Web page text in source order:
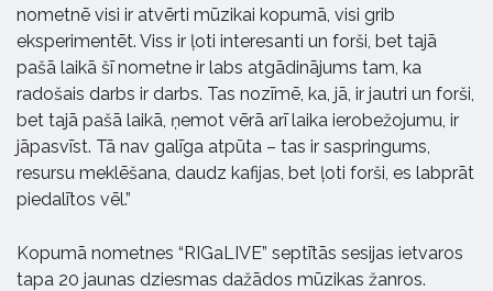
nometnē visi ir atvērti mūzikai kopumā, visi grib
eksperimentēt. Viss ir ļoti interesanti un forši, bet tajā
pašā laikā šī nometne ir labs atgādinājums tam, ka
radošais darbs ir darbs. Tas nozīmē, ka, jā, ir jautri un forši,
bet tajā pašā laikā, ņemot vērā arī laika ierobežojumu, ir
jāpasvīst. Tā nav galīga atpūta – tas ir saspringums,
resursu meklēšana, daudz kafijas, bet ļoti forši, es labprāt
piedalītos vēl.”
Kopumā nometnes “RIGaLIVE” septītās sesijas ietvaros
tapa 20 jaunas dziesmas dažādos mūzikas žanros.